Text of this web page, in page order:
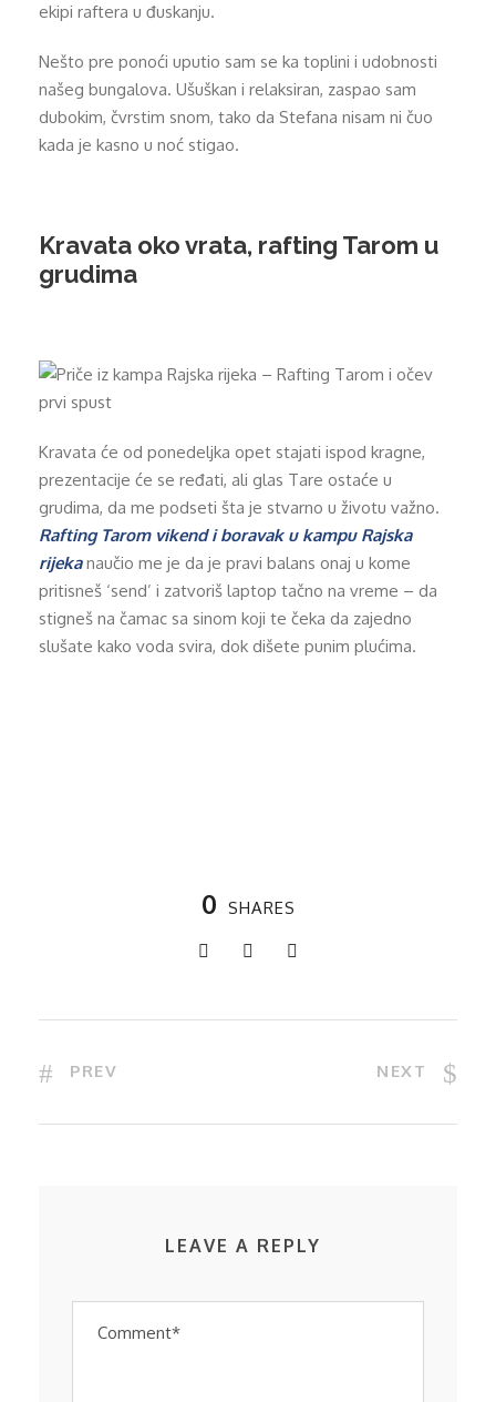
ekipi raftera u đuskanju.
Nešto pre ponoći uputio sam se ka toplini i udobnosti
našeg bungalova. Ušuškan i relaksiran, zaspao sam
dubokim, čvrstim snom, tako da Stefana nisam ni čuo
kada je kasno u noć stigao.
Kravata oko vrata, rafting Tarom u
grudima
Kravata će od ponedeljka opet stajati ispod kragne,
prezentacije će se ređati, ali glas Tare ostaće u
grudima, da me podseti šta je stvarno u životu važno.
Rafting Tarom vikend i boravak u kampu Rajska
rijeka naučio me je da je pravi balans onaj u kome
pritisneš ‘send’ i zatvoriš laptop tačno na vreme – da
stigneš na čamac sa sinom koji te čeka da zajedno
slušate kako voda svira, dok dišete punim plućima.
0 SHARES
PREV NEXT
LEAVE A REPLY